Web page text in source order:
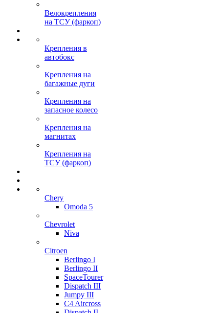
Велокрепления
на ТСУ (фаркоп)
Крепления в
автобокс
Крепления на
багажные дуги
Крепления на
запасное колесо
Крепления на
магнитах
Крепления на
ТСУ (фаркоп)
Chery
Omoda 5
Chevrolet
Niva
Citroen
Berlingo I
Berlingo II
SpaceTourer
Dispatch III
Jumpy III
C4 Aircross